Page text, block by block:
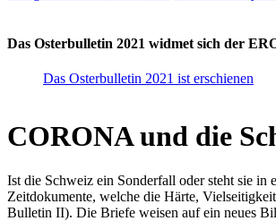
Das Osterbulletin 2021 widmet sich der
Das Osterbulletin 2021 ist erschienen
CORONA und die
Ist die Schweiz ein Sonderfall oder steht sie
Zeitdokumente, welche die Härte,
Bulletin II). Die Briefe weisen auf ein neues